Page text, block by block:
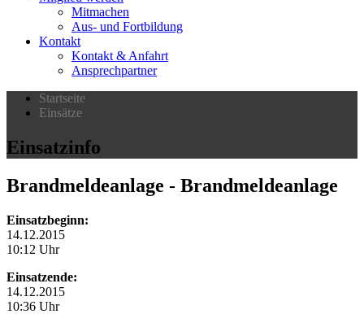
Mitmachen
Aus- und Fortbildung
Kontakt
Kontakt & Anfahrt
Ansprechpartner
Startseite
Einsätze
Einsatzinfo
Brandmeldeanlage - Brandmeldeanlage
Einsatzbeginn:
14.12.2015
10:12 Uhr
Einsatzende:
14.12.2015
10:36 Uhr